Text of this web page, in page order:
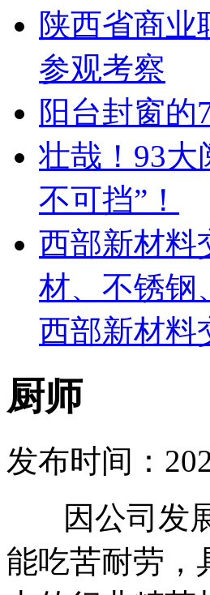
陕西省商业
参观考察
阳台封窗的
壮哉！93大
不可挡”！
西部新材
材、不锈钢
西部新材料
厨师
发布时间：
因公司发展
能吃苦耐劳，